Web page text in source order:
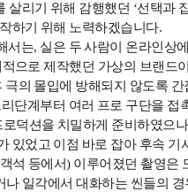
살리기 위해 감행했던 ‘선택과
하기 위해 노력하겠습니다.
서는, 실은 두 사람이 온라인상
적으로 제작했던 가상의 브랜드
극의 몰입에 방해되지 않도록
단계부터 여러 프로 구단을 접
덕션을 치밀하게 준비하였으나
있었고 이점 바로 잡아 후속 기
객석 등에서) 이루어졌던 촬영은
나 일각에서 대화하는 씬들의